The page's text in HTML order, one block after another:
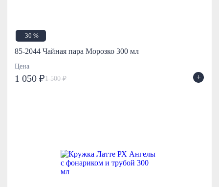
-30 %
85-2044 Чайная пара Морозко 300 мл
Цена
1 050 ₽1 500 ₽ +